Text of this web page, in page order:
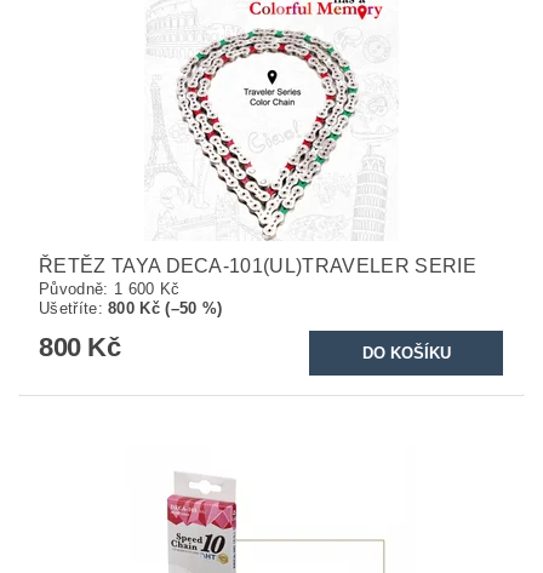
ŘETĚZ TAYA DECA-101(UL)TRAVELER SERIE
Původně: 1 600 Kč
Ušetříte:800 Kč (–50 %)
800 Kč